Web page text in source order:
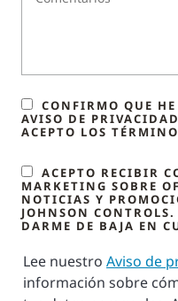
CONFIRMO QUE
AVISO DE
ACEPTO LOS
ACEPTO RECIBIR
MARKETING SOBRE
NOTICIAS Y
JOHNSON
DARME DE BAJA EN
Lee nuestro Aviso de
información sobre